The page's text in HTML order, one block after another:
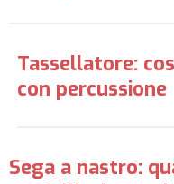
Tassellatore:
con percussione
Sega a nastro: